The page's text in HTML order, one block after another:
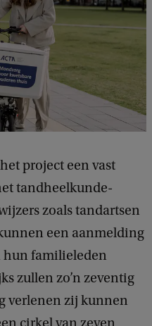
project een vast
tandheelkunde-
zoals tandartsen
een aanmelding
hun familieleden
zullen zo’n zeventig
verlenen zij kunnen